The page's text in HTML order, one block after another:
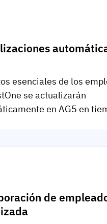
esenciales de los
se actualizarán
en AG5 en
de